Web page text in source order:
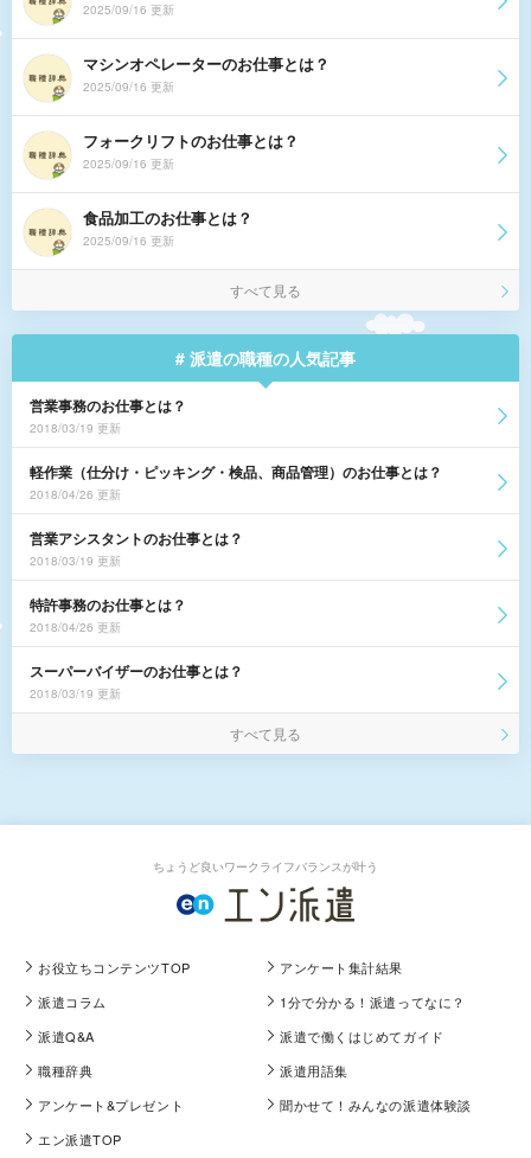
2025/09/16 更新
マシンオペレーターのお仕事とは？
2025/09/16 更新
フォークリフトのお仕事とは？
2025/09/16 更新
食品加工のお仕事とは？
2025/09/16 更新
すべて見る
# 派遣の職種の人気記事
営業事務のお仕事とは？
2018/03/19 更新
軽作業（仕分け・ピッキング・検品、商品管理）のお仕事とは？
2018/04/26 更新
営業アシスタントのお仕事とは？
2018/03/19 更新
特許事務のお仕事とは？
2018/04/26 更新
スーパーバイザーのお仕事とは？
2018/03/19 更新
すべて見る
ちょうど良いワークライフバランスが叶う
お役立ちコンテンツTOP
アンケート集計結果
派遣コラム
1分で分かる！派遣ってなに？
派遣Q&A
派遣で働くはじめてガイド
職種辞典
派遣用語集
アンケート&プレゼント
聞かせて！みんなの派遣体験談
エン派遣TOP